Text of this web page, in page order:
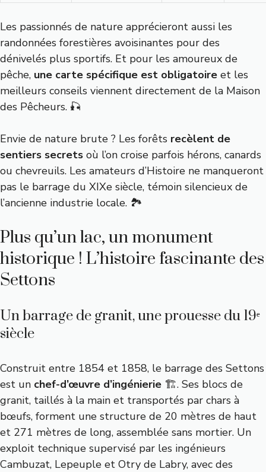
Les passionnés de nature apprécieront aussi les
randonnées forestières avoisinantes pour des
dénivelés plus sportifs. Et pour les amoureux de
pêche, une carte spécifique est obligatoire et les
meilleurs conseils viennent directement de la Maison
des Pêcheurs. 🎣
Envie de nature brute ? Les forêts recèlent de
sentiers secrets où l’on croise parfois hérons, canards
ou chevreuils. Les amateurs d’Histoire ne manqueront
pas le barrage du XIXe siècle, témoin silencieux de
l’ancienne industrie locale. 🏞️
Plus qu’un lac, un monument
historique ! L’histoire fascinante des
Settons
Un barrage de granit, une prouesse du 19ᵉ
siècle
Construit entre 1854 et 1858, le barrage des Settons
est un chef-d’œuvre d’ingénierie 🏗️. Ses blocs de
granit, taillés à la main et transportés par chars à
bœufs, forment une structure de 20 mètres de haut
et 271 mètres de long, assemblée sans mortier. Un
exploit technique supervisé par les ingénieurs
Cambuzat, Lepeuple et Otry de Labry, avec des